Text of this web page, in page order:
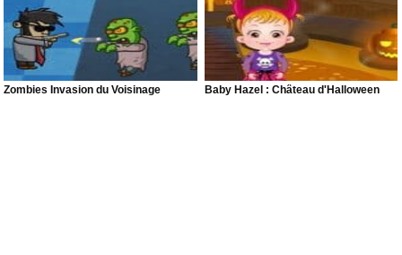
Zombies Invasion du Voisinage Baby Hazel : Château d'Halloween